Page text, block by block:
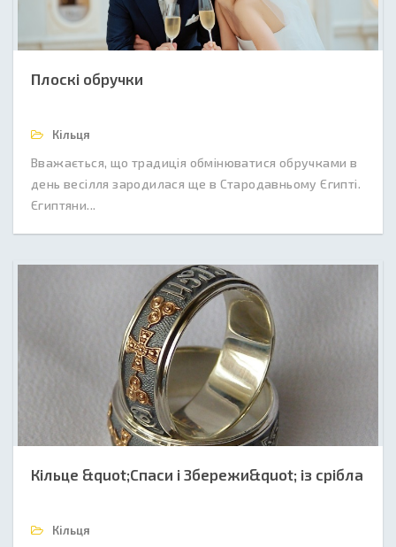
Плоскі обручки
Кільця
Вважається, що традиція обмінюватися обручками в
день весілля зародилася ще в Стародавньому Єгипті.
Єгиптяни...
Кільце &quot;Спаси і Збережи&quot; із срібла
Кільця